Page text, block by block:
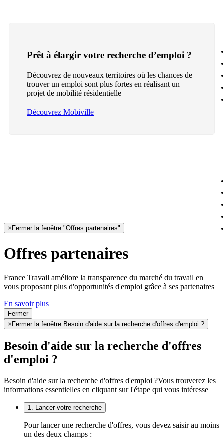
Prêt à élargir votre recherche d’emploi ?
Découvrez de nouveaux territoires où les chances de
trouver un emploi sont plus fortes en réalisant un
projet de mobilité résidentielle
Découvrez Mobiville
× Fermer la fenêtre "Offres partenaires"
Offres partenaires
France Travail améliore la transparence du marché du travail en
vous proposant plus d'opportunités d'emploi grâce à ses partenaires
En savoir plus
Fermer
× Fermer la fenêtre Besoin d'aide sur la recherche d'offres d'emploi ?
Besoin d'aide sur la recherche d'offres
d'emploi ?
Besoin d'aide sur la recherche d'offres d'emploi ?Vous trouverez les
informations essentielles en cliquant sur l'étape qui vous intéresse
1. Lancer votre recherche
Pour lancer une recherche d'offres, vous devez saisir au moins
un des deux champs :